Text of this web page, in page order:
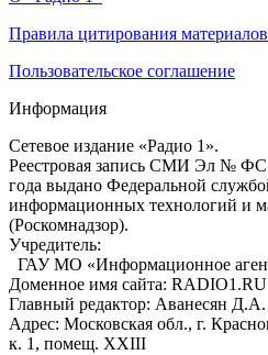
Правила цитирования
Пользовательское соглашение
Информация
Сетевое издание «Радио 1».
Реестровая запись СМИ Эл №
года выдано Федеральной
информационных технологий и
(Роскомнадзор).
Учредитель:
ГАУ МО «Информационное
Доменное имя сайта: RADIO1.RU
Главный редактор: Аванесян Д.А.
Адрес: Московская обл., г.
к. 1, помещ. XXIII